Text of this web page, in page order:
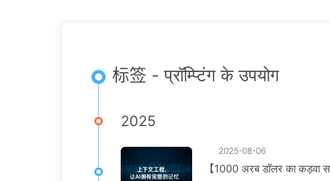
标签 - प्रॉम्प्टिंग के उपयोग
2025
2025-08-06
【1000 अरब डॉलर का कड़वा